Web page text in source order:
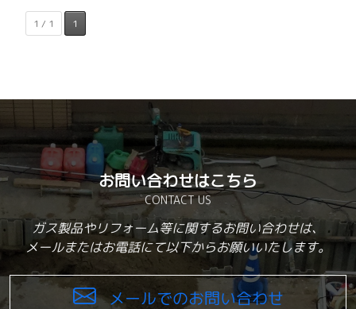
1 / 1 1
お問い合わせはこちら
CONTACT US
ガス製品やリフォーム等に関するお問い合わせは、
メールまたはお電話にて以下からお願いいたします。
メールでのお問い合わせ